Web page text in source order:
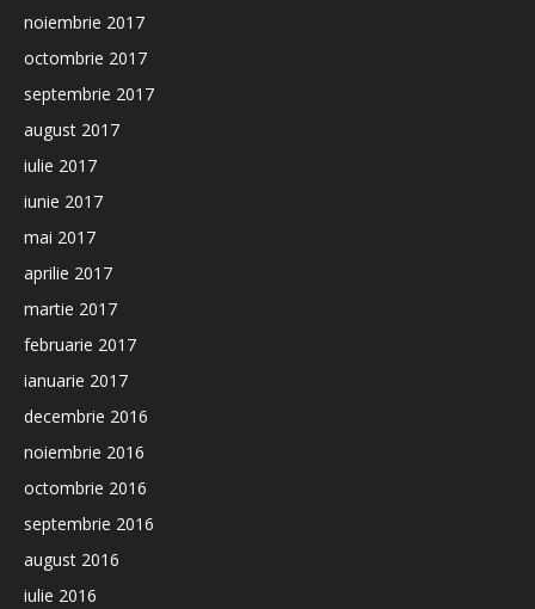
noiembrie 2017
octombrie 2017
septembrie 2017
august 2017
iulie 2017
iunie 2017
mai 2017
aprilie 2017
martie 2017
februarie 2017
ianuarie 2017
decembrie 2016
noiembrie 2016
octombrie 2016
septembrie 2016
august 2016
iulie 2016